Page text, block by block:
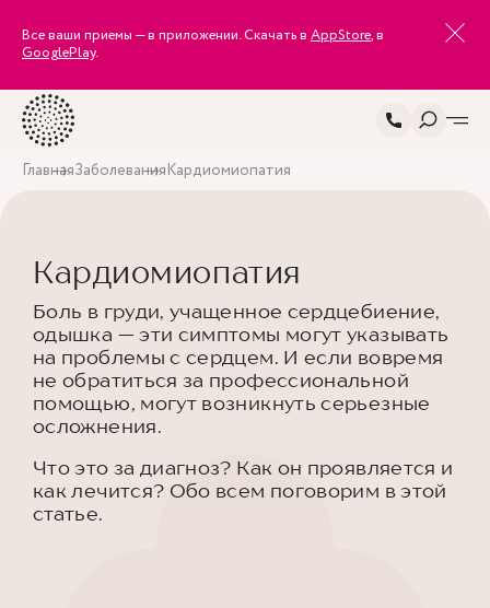
Все ваши приемы — в приложении. Скачать в AppStore, в
GooglePlay.
ГлавнаяЗаболеванияКардиомиопатия
Кардиомиопатия
Боль в груди, учащенное сердцебиение,
одышка — эти симптомы могут указывать
на проблемы с сердцем. И если вовремя
не обратиться за профессиональной
помощью, могут возникнуть серьезные
осложнения.
Что это за диагноз? Как он проявляется и
как лечится? Обо всем поговорим в этой
статье.